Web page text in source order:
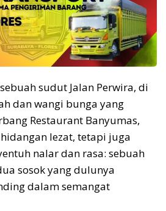
sudut Jalan Perwira, di
dan wangi bunga yang
Restaurant Banyumas,
lezat, tetapi juga
nalar dan rasa: sebuah
sosok yang dulunya
dalam semangat